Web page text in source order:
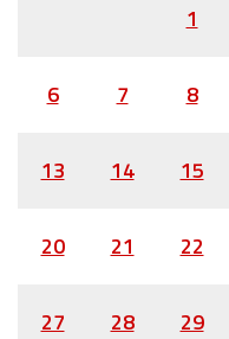
1
6 7 8
13 14 15
20 21 22
27 28 29